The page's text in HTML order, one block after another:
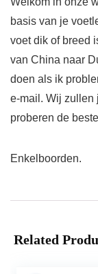
basis van je
voet dik of breed
van China naar
doen als ik
e-mail. Wij zullen
proberen de
Enkelboorden.
Related